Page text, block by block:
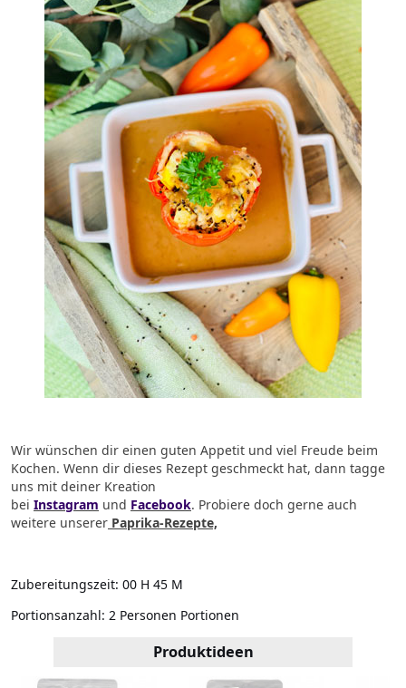
Wir wünschen dir einen guten Appetit und viel Freude beim
Kochen. Wenn dir dieses Rezept geschmeckt hat, dann tagge
uns mit deiner Kreation
bei Instagram und Facebook. Probiere doch gerne auch
weitere unserer Paprika-Rezepte,
Zubereitungszeit: 00 H 45 M
Portionsanzahl: 2 Personen Portionen
Produktideen